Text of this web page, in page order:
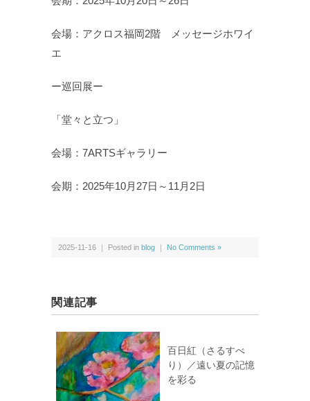
会場：アクロス福岡2階 メッセージホワイ
エ
ー巡回展ー
「堂々と立つ」
会場：7ARTSギャラリー
会期：2025年10月27日～11月2日
2025-11-16 ｜ Posted in blog ｜ No Comments »
関連記事
百日紅（さるすべ
り）／遠い夏の記憶
を彩る